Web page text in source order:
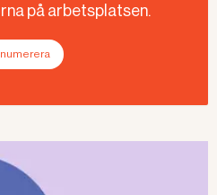
på arbetsplatsen.